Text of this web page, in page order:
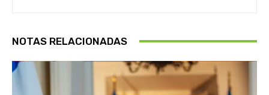
NOTAS RELACIONADAS